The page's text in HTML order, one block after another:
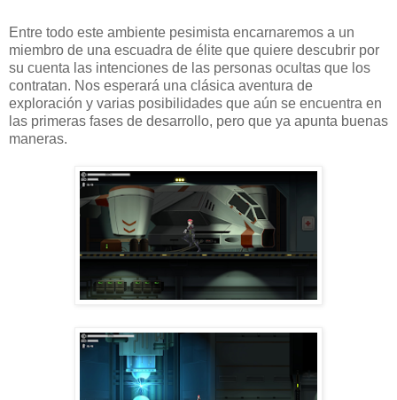
Entre todo este ambiente pesimista encarnaremos a un
miembro de una escuadra de élite que quiere descubrir por
su cuenta las intenciones de las personas ocultas que los
contratan. Nos esperará una clásica aventura de
exploración y varias posibilidades que aún se encuentra en
las primeras fases de desarrollo, pero que ya apunta buenas
maneras.